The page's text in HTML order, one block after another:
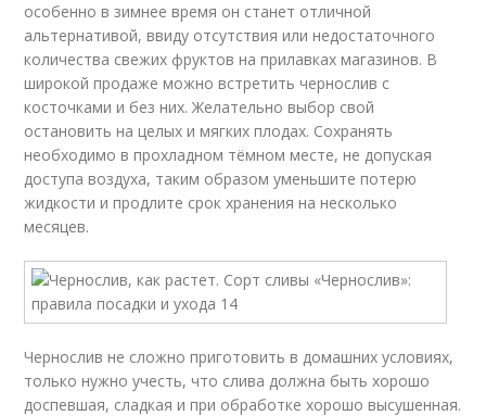
особенно в зимнее время он станет отличной
альтернативой, ввиду отсутствия или недостаточного
количества свежих фруктов на прилавках магазинов. В
широкой продаже можно встретить чернослив с
косточками и без них. Желательно выбор свой
остановить на целых и мягких плодах. Сохранять
необходимо в прохладном тёмном месте, не допуская
доступа воздуха, таким образом уменьшите потерю
жидкости и продлите срок хранения на несколько
месяцев.
Чернослив не сложно приготовить в домашних условиях,
только нужно учесть, что слива должна быть хорошо
доспевшая, сладкая и при обработке хорошо высушенная.